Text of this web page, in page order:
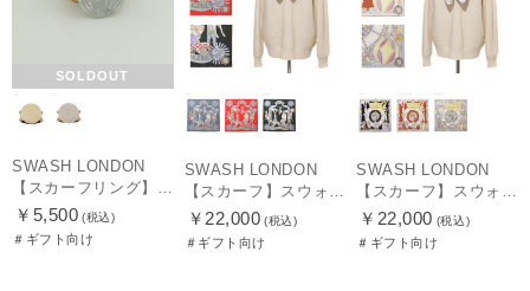
SOLDOUT
SWASH LONDON
￥5,500 (税込)
＃ギフト向け
SWASH LONDON
￥22,000 (税込)
＃ギフト向け
SWASH LONDON
￥22,000 (税込)
＃ギフト向け